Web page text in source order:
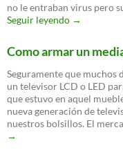
no le entraban virus pero
Seguir leyendo Una
usando
parte
I
→
Como armar un
Seguramente que muchos
un televisor LCD o LED
que estuvo en aquel
nueva generación de
nuestros bolsillos. El
→